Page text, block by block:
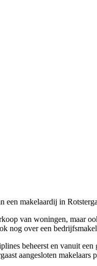
makelaardij in
van woningen, maar
nog over een
beheerst en vanuit
aangesloten makelaars